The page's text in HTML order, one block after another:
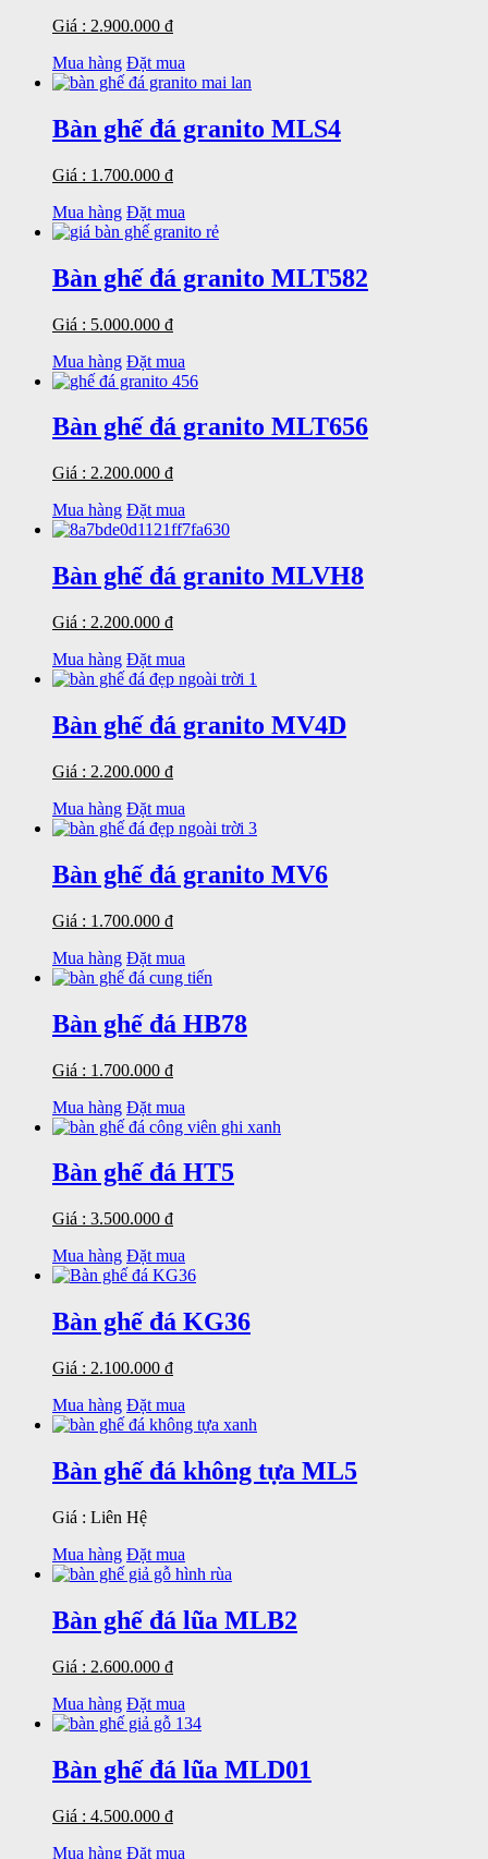
Giá : 2.900.000 đ
Mua hàng Đặt mua
Bàn ghế đá granito MLS4
Giá : 1.700.000 đ
Mua hàng Đặt mua
Bàn ghế đá granito MLT582
Giá : 5.000.000 đ
Mua hàng Đặt mua
Bàn ghế đá granito MLT656
Giá : 2.200.000 đ
Mua hàng Đặt mua
Bàn ghế đá granito MLVH8
Giá : 2.200.000 đ
Mua hàng Đặt mua
Bàn ghế đá granito MV4D
Giá : 2.200.000 đ
Mua hàng Đặt mua
Bàn ghế đá granito MV6
Giá : 1.700.000 đ
Mua hàng Đặt mua
Bàn ghế đá HB78
Giá : 1.700.000 đ
Mua hàng Đặt mua
Bàn ghế đá HT5
Giá : 3.500.000 đ
Mua hàng Đặt mua
Bàn ghế đá KG36
Giá : 2.100.000 đ
Mua hàng Đặt mua
Bàn ghế đá không tựa ML5
Giá : Liên Hệ
Mua hàng Đặt mua
Bàn ghế đá lũa MLB2
Giá : 2.600.000 đ
Mua hàng Đặt mua
Bàn ghế đá lũa MLD01
Giá : 4.500.000 đ
Mua hàng Đặt mua